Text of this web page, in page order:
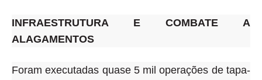
INFRAESTRUTURA E COMBATE A
ALAGAMENTOS
Foram executadas quase 5 mil operações de tapa-